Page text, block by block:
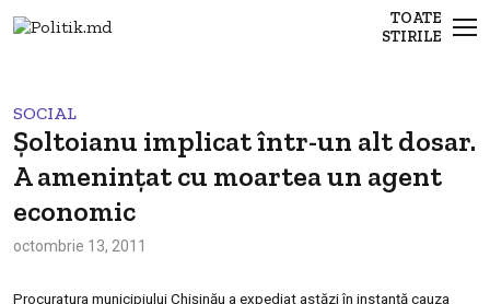
TOATE
STIRILE
SOCIAL
Şoltoianu implicat într-un alt dosar.
A amenințat cu moartea un agent
economic
octombrie 13, 2011
Procuratura municipiului Chişinău a expediat astăzi în instanţă cauza